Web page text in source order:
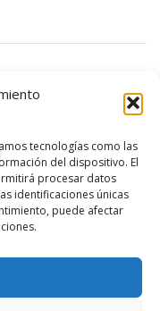
tecnologías como las
del dispositivo. El
procesar datos
identificaciones únicas
puede afectar